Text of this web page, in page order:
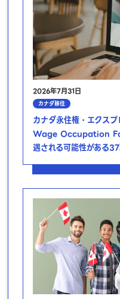
2026年7月31日
カナダ移住
カナダ永住権・エクス
Wage Occupation
遇される可能性がある